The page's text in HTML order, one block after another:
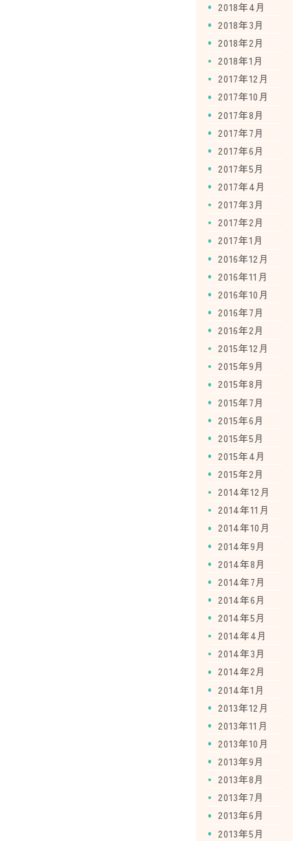
2018年4月
2018年3月
2018年2月
2018年1月
2017年12月
2017年10月
2017年8月
2017年7月
2017年6月
2017年5月
2017年4月
2017年3月
2017年2月
2017年1月
2016年12月
2016年11月
2016年10月
2016年7月
2016年2月
2015年12月
2015年9月
2015年8月
2015年7月
2015年6月
2015年5月
2015年4月
2015年2月
2014年12月
2014年11月
2014年10月
2014年9月
2014年8月
2014年7月
2014年6月
2014年5月
2014年4月
2014年3月
2014年2月
2014年1月
2013年12月
2013年11月
2013年10月
2013年9月
2013年8月
2013年7月
2013年6月
2013年5月